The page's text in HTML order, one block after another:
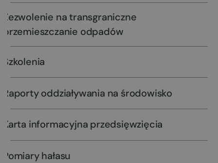
Zezwolenie na transgraniczne
przemieszczanie odpadów
Szkolenia
Raporty oddziaływania na środowisko
Karta informacyjna przedsięwzięcia
Pomiary hałasu